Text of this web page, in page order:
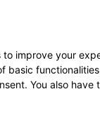
to improve your
basic
You also